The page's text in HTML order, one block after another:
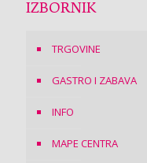
IZBORNIK
TRGOVINE
GASTRO I ZABAVA
INFO
MAPE CENTRA